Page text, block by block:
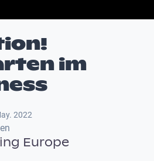
im
2022
Europe